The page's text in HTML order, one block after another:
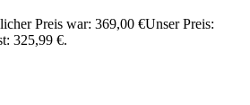
Preis war: 369,00 €Unser Preis:
325,99 €.